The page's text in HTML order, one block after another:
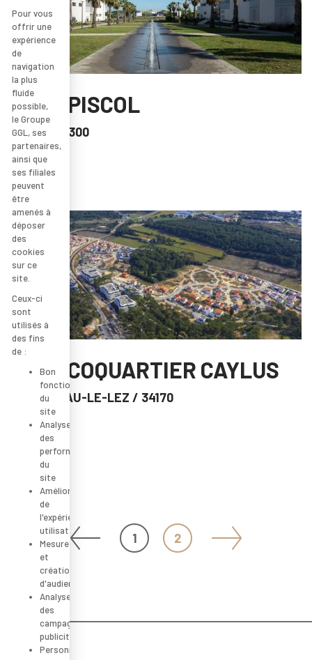
LE CAPISCOL
AGDE/ 34300
ZAC ECOQUARTIER CAYLUS
CASTELNAU-LE-LEZ / 34170
Posts navigation
1 2
Pour vous
offrir une
expérience
de
navigation
la plus
fluide
possible,
le Groupe
GGL, ses
partenaires,
ainsi que
ses filiales
peuvent
être
amenés à
déposer
des
cookies
sur ce
site.
Ceux-ci
sont
utilisés à
des fins
de :
Bon
fonctionnement
du
site
Analyse
des
performance
du
site
Amélioration
de
l'expérience
utilisateur
Mesure
et
création
d'audience
Analyse
des
campagnes
publicitaires
Personnalisation